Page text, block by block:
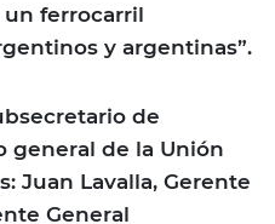
ferrocarril
y argentinas”.
de
general de la Unión
Juan Lavalla, Gerente
General